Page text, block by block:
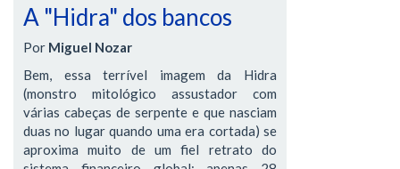
A "Hidra" dos bancos
Por Miguel Nozar
Bem, essa terrível imagem da Hidra
(monstro mitológico assustador com
várias cabeças de serpente e que nasciam
duas no lugar quando uma era cortada) se
aproxima muito de um fiel retrato do